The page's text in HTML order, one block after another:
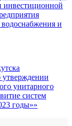
инвестиционной
водоснабжения и
утверждении
унитарного
систем
годы»»